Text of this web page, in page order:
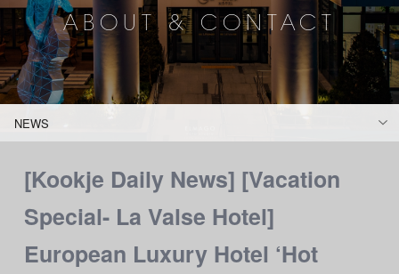
ABOUT & CONTACT
NEWS
[Kookje Daily News] [Vacation
Special- La Valse Hotel]
European Luxury Hotel ‘Hot